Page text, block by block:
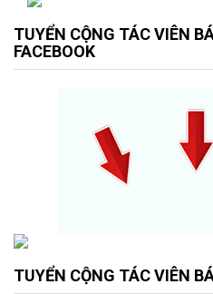
TUYỂN CỘNG TÁC VIÊN
FACEBOOK
TUYỂN CỘNG TÁC VIÊN